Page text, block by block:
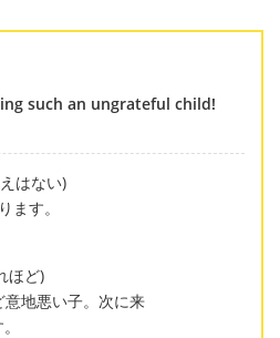
such an ungrateful child!
はない)
ます。
ほど)
地悪い子。次に来